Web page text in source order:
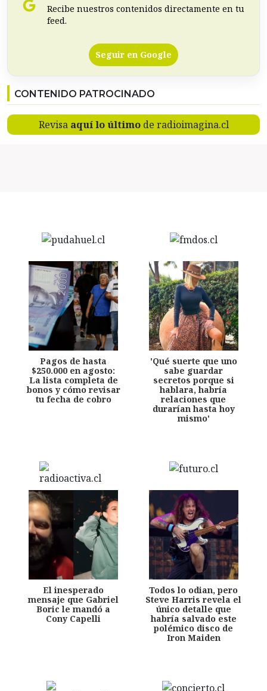
Recibe nuestros contenidos directamente en tu
feed.
Seguir en Google
CONTENIDO PATROCINADO
Revisa aquí lo últimode radioimagina.cl
Pagos de hasta
$250.000 en agosto:
La lista completa de
bonos y cómo revisar
tu fecha de cobro
'Qué suerte que uno
sabe guardar
secretos porque si
hablara, habría
relaciones que
durarían hasta hoy
mismo'
El inesperado
mensaje que Gabriel
Boric le mandó a
Cony Capelli
Todos lo odian, pero
Steve Harris revela el
único detalle que
habría salvado este
polémico disco de
Iron Maiden